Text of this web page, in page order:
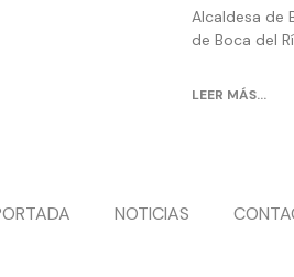
Alcaldesa de
de Boca del
LEER MÁS...
NOTICIAS